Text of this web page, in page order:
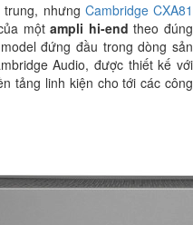
nhưng Cambridge CXA81
mộtampli hi-end theo đúng
đứng đầu trong dòng sản
Audio, được thiết kế với
tảng linh kiện cho tới các công